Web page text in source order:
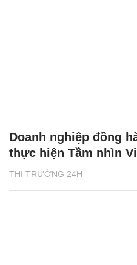
THỊ TRƯỜNG 24H
Doanh nghiệp đồng
thực hiện Tầm nhìn